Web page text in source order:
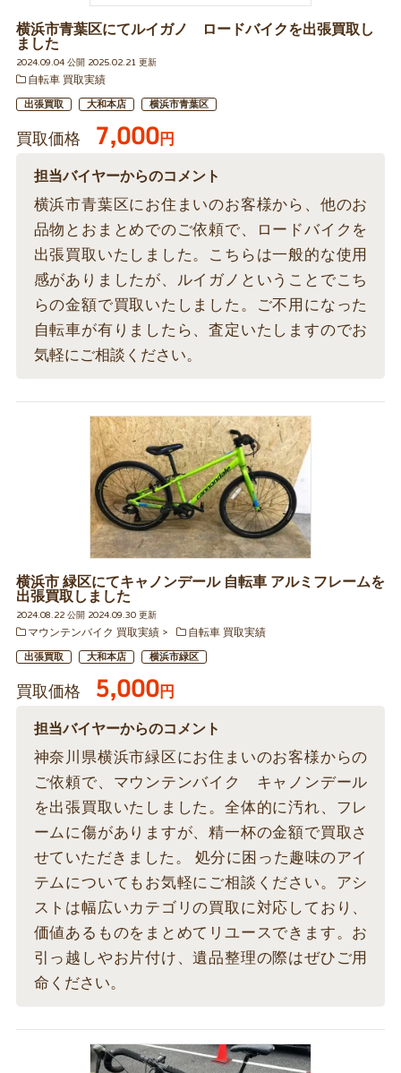
横浜市青葉区にてルイガノ ロードバイクを出張買取し
ました
2024.09.04 公開 2025.02.21 更新
自転車 買取実績
出張買取 大和本店 横浜市青葉区
買取価格 7,000円
担当バイヤーからのコメント
横浜市青葉区にお住まいのお客様から、他のお
品物とおまとめでのご依頼で、ロードバイクを
出張買取いたしました。こちらは一般的な使用
感がありましたが、ルイガノということでこち
らの金額で買取いたしました。ご不用になった
自転車が有りましたら、査定いたしますのでお
気軽にご相談ください。
横浜市 緑区にてキャノンデール 自転車 アルミフレームを
出張買取しました
2024.08.22 公開 2024.09.30 更新
マウンテンバイク 買取実績
自転車 買取実績
出張買取 大和本店 横浜市緑区
買取価格 5,000円
担当バイヤーからのコメント
神奈川県横浜市緑区にお住まいのお客様からの
ご依頼で、マウンテンバイク キャノンデール
を出張買取いたしました。全体的に汚れ、フレ
ームに傷がありますが、精一杯の金額で買取さ
せていただきました。 処分に困った趣味のアイ
テムについてもお気軽にご相談ください。アシ
ストは幅広いカテゴリの買取に対応しており、
価値あるものをまとめてリユースできます。お
引っ越しやお片付け、遺品整理の際はぜひご用
命ください。